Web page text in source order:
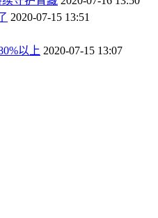
2020-07-15 13:51
以上 2020-07-15 13:07